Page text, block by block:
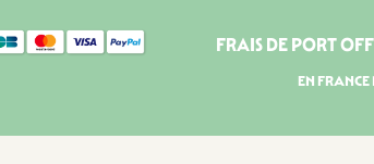
FRAIS DE PORT
EN